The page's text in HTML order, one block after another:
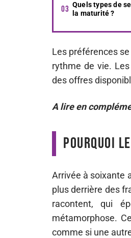
Quels types de
la maturité ?
Les préférences
rythme de vie.
des offres
A lire en
Pourquoi
Arrivée à soixante
plus derrière des
racontent, qui
métamorphose.
comme si une